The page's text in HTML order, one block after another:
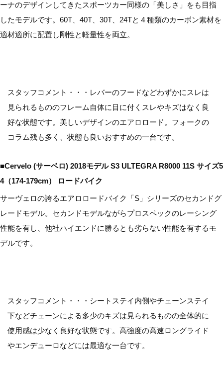
ーナのデザインしてきたスポーツカー同様の「美しさ」をも目指
したモデルです。60T、40T、30T、24Tと４種類のカーボン素材を
適材適所に配置し剛性と軽量性を両立。
スタッフコメント・・・レバーのフードなどわずかにスレは
見られるもののフレーム自体に目に付くスレやキズはなく良
好な状態です。美しいデザインのエアロロード。フォークの
コラム残も多く、状態も良いおすすめの一台です。
■Cervelo (サーベロ) 2018モデル S3 ULTEGRA R8000 11S サイズ5
4（174-179cm） ロードバイク
サーヴェロの誇るエアロロードバイク「S」シリーズのセカンドグ
レードモデル。セカンドモデルながらプロスペックのレーシング
性能を有し、他社ハイエンドに勝るとも劣らない性能を有するモ
デルです。
スタッフコメント・・・シートステイ内側やチェーンステイ
下などチェーンによる多少のキズは見られるものの全体的に
使用感は少なく良好な状態です。高強度の高速ロングライド
やエンデューロなどには最適な一台です。